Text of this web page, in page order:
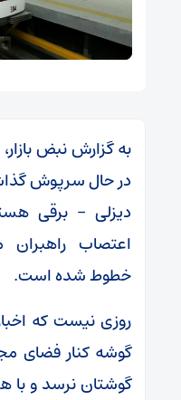
به گزارش نبض
در حال سرپوش
دیزلی – برقی
اعتصاب
خطوط شده است.
روزی نیست که
گوشه کنار فضای
گوشتان نرسد و